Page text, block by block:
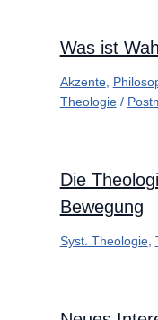
Was ist
Akzente,
Theologie/
Die
Bewegung
Syst. Theologie,